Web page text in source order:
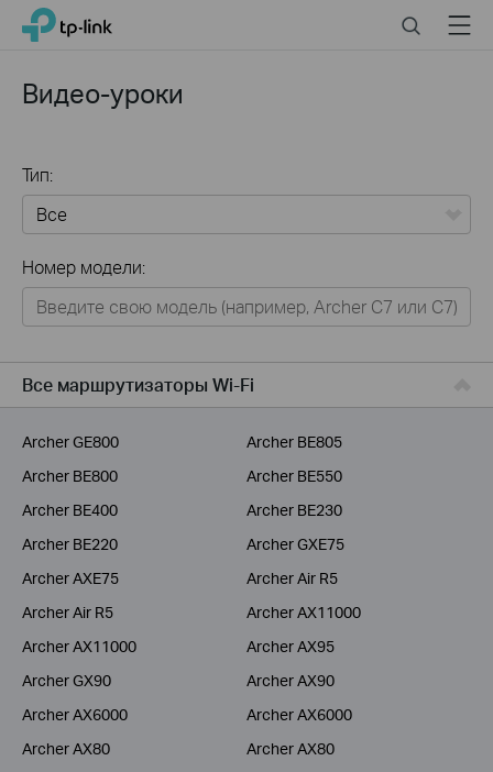
Click
navigation
TP-Link, Reliably Smart SearchMenu
Видео-уроки
Тип:
Для дома
Умный дом
Для операторов связи
Номер модели:
Все маршрутизаторы Wi-Fi
Archer GE800
Archer BE805
Archer BE800
Archer BE550
Archer BE400
Archer BE230
Archer BE220
Archer GXE75
Archer AXE75
Archer Air R5
Archer Air R5
Archer AX11000
Archer AX11000
Archer AX95
Archer GX90
Archer AX90
Archer AX6000
Archer AX6000
Archer AX80
Archer AX80